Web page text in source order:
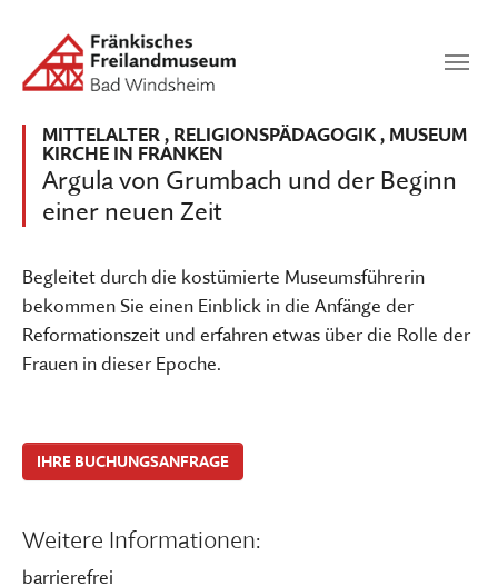
SUCHEN
Argula von Grumbach und der Beginn
einer neuen Zeit
MITTELALTER , RELIGIONSPÄDAGOGIK, MUSEUM
KIRCHE IN FRANKEN
Begleitet durch die kostümierte Museumsführerin
bekommen Sie einen Einblick in die Anfänge der
Reformationszeit und erfahren etwas über die Rolle der
Frauen in dieser Epoche.
IHRE BUCHUNGSANFRAGE
Weitere Informationen:
barrierefrei